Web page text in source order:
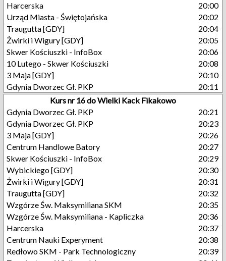
Harcerska
20:00
Urząd Miasta - Świętojańska
20:02
Traugutta [GDY]
20:04
Żwirki i Wigury [GDY]
20:05
Skwer Kościuszki - InfoBox
20:06
10 Lutego - Skwer Kościuszki
20:08
3 Maja [GDY]
20:10
Gdynia Dworzec Gł. PKP
20:11
Kurs nr 16 do Wielki Kack Fikakowo
Gdynia Dworzec Gł. PKP
20:21
Gdynia Dworzec Gł. PKP
20:23
3 Maja [GDY]
20:26
Centrum Handlowe Batory
20:27
Skwer Kościuszki - InfoBox
20:29
Wybickiego [GDY]
20:30
Żwirki i Wigury [GDY]
20:31
Traugutta [GDY]
20:32
Wzgórze Św. Maksymiliana SKM
20:35
Wzgórze Św. Maksymiliana - Kapliczka
20:36
Harcerska
20:37
Centrum Nauki Experyment
20:38
Redłowo SKM - Park Technologiczny
20:39